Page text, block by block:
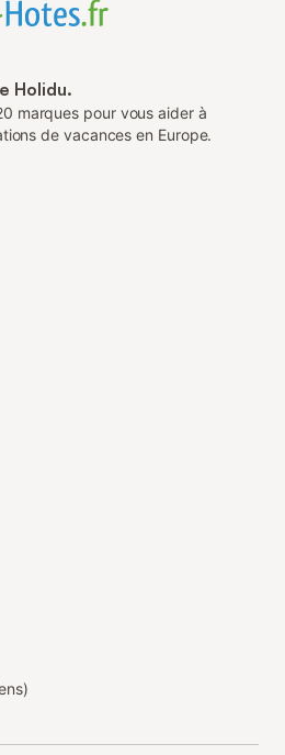
Holidu.
marques pour vous aider à
de vacances en Europe.